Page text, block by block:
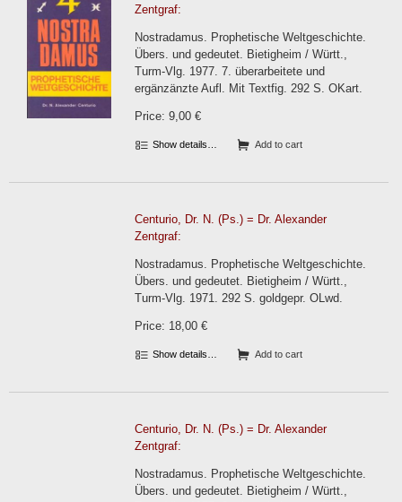
Zentgraf:
Nostradamus. Prophetische Weltgeschichte.
Übers. und gedeutet. Bietigheim / Württ.,
Turm-Vlg. 1977. 7. überarbeitete und
ergänzänzte Aufl. Mit Textfig. 292 S. OKart.
Price: 9,00 €
Show details… Add to cart
Centurio, Dr. N. (Ps.) = Dr. Alexander
Zentgraf:
Nostradamus. Prophetische Weltgeschichte.
Übers. und gedeutet. Bietigheim / Württ.,
Turm-Vlg. 1971. 292 S. goldgepr. OLwd.
Price: 18,00 €
Show details… Add to cart
Centurio, Dr. N. (Ps.) = Dr. Alexander
Zentgraf:
Nostradamus. Prophetische Weltgeschichte.
Übers. und gedeutet. Bietigheim / Württ.,